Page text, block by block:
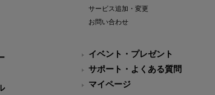
サービス追加・変更
お問い合わせ
イベント・プレゼント
サポート・よくある質問
マイページ